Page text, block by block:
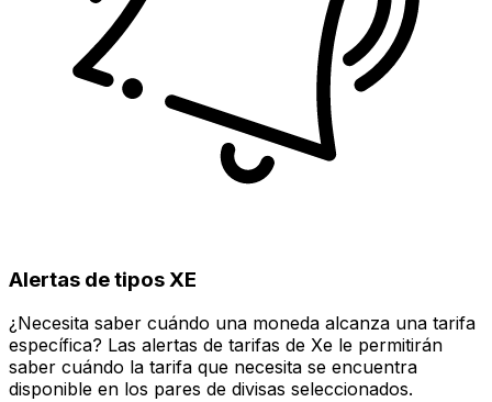
Alertas de tipos XE
¿Necesita saber cuándo una moneda alcanza una tarifa
específica? Las alertas de tarifas de Xe le permitirán
saber cuándo la tarifa que necesita se encuentra
disponible en los pares de divisas seleccionados.